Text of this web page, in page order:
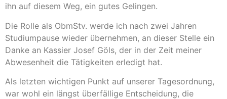
ihn auf diesem Weg, ein gutes Gelingen.
Die Rolle als ObmStv. werde ich nach zwei Jahren
Studiumpause wieder übernehmen, an dieser Stelle ein
Danke an Kassier Josef Göls, der in der Zeit meiner
Abwesenheit die Tätigkeiten erledigt hat.
Als letzten wichtigen Punkt auf unserer Tagesordnung,
war wohl ein längst überfällige Entscheidung, die